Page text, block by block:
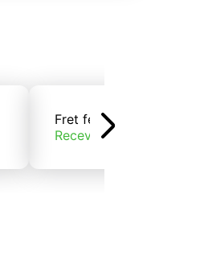
Fret ferroviaire
Recevoir des offres